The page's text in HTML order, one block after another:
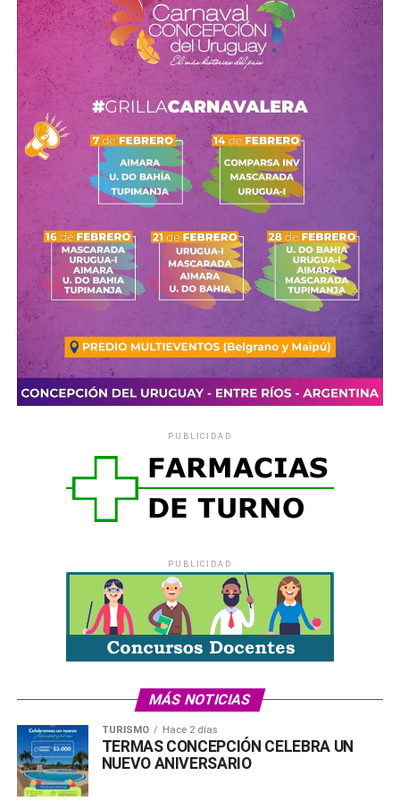
la fecha de partida a último momento o directamente
cancela sus planes. Esa incertidumbre dificulta la
planificación comercial de las empresas y vuelve
prácticamente imposible proyectar inversiones o
administrar recursos.
Los principales mercados emisores de visitantes (como
Buenos Aires, Ciudad Autónoma de Buenos Aires,
Córdoba y Santa Fe) también muestran una fuerte caída
en la cantidad de viajeros como consecuencia del
deterioro del poder adquisitivo.
«La gente viaja menos, acorta la cantidad de noches o
directamente decide no salir de vacaciones. La pérdida
del poder adquisitivo afecta a todos los destinos turísticos
del país y Entre Ríos no es la excepción», explicó Solari.
PUBLICIDAD
PUBLICIDAD
MÁS NOTICIAS
TURISMO Hace 2 días
TERMAS CONCEPCIÓN CELEBRA UN
NUEVO ANIVERSARIO